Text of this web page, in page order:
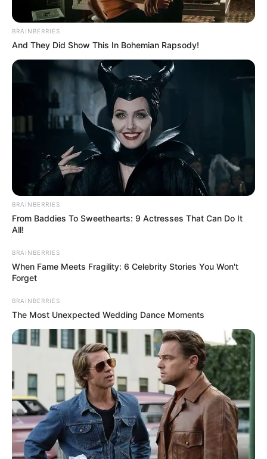
ชอบแปรงฟัน ระหว่างที่ทำอย่างอื่นไปด้วยคนที่แปรง
ฟันและชอบอาบน้ำ หรือทำธุระส่วนตัวอื่นๆ ภายในห้องน้ำ
ไปด้วย แสดงว่าเป็นคนที่มีพลังสูง ชอบการทำงานที่
รวดเร็ว แต่ก็มักจัดระบบได้ไม่ดีนัก เพราะจะมีความเป็น
คนช่างคิด ช่างฝัน จนบางครั้งฝันเกินกว่าจะปฏิบัติให้เป็น
จริงได้ นอกจากนั้น ยังบอกถึงการเป็นคนที่มากไปด้วย
พลังความคิด โปรดปรานการขยายไอเดีย แต่เมื่อถูก
ขัดจังหวะก็จะคล้อยตามคนอื่นไปได้อีกต่างหาก
แปรงฟันแล้วพิสูจน์ลมหายใจ หากใครที่แปรงฟัน
เสร็จแล้วเป็นต้องเป่าลมหายใจออกมาพสูจน์กลิ่น หมาย
ถึงเป็นคนที่มีจิตสำนึกละเอียดอ่อน อ่อนไหว ไม่ค่อยเชื่อ
มั่นในตัวเองนัก แต่ก็พยายามเสมอที่จะทำทุกสิ่งให้ดีขึ้น
จนถึงดีที่สุด และตามปกติแล้วจะเป็นคนรับผิดชอบต่อ
การทำงานมาก อีกทั้งรักใครก็จะห่วงใยไปเสียทุกอย่าง
เผลอๆ ก็กังวลแทนเค้าไปหมด จนอีกฝ่ายอาจอึดอัดใจอยู่
เงียบๆ
ชอบแปรงฟันนอกห้องน้ำคนที่ชอบออกไปแปรงฟัน
นอกห้องน้ำ ไม่จำกัดสถานที่ว่าจะต้องเป็นที่ไหน อาจจะ
เป็นหน้าบ้าน ระเบียง ในห้องนอน หรือเดินมาในครัวก็แล้ว
แต่ แสดงว่าเป็นคนรักอิสระ แจ่มใส มีนิสัยเปิดเผย เชื่อ
มั่นในตัวเอง แต่ลึกๆแล้วก็ช่างเหงาอยู่นิดๆ ต้องการการ
เอาใจใส่ ไม่ชอบการถูกทอดทิ้งให้อยู่ลำพัง อีกอย่างคือเป็น
คนที่รักธรรมชาติ โปรดปรานการท่องเที่ยว ชอบความ
สนุกสนานกลางหมู่เพื่อนฝูง และถูกแวดล้อมด้วยคนที่รัก
ใคร่
BRAINBERRIES
And They Did Show This In Bohemian Rapsody!
BRAINBERRIES
From Baddies To Sweethearts: 9 Actresses That Can Do It
All!
BRAINBERRIES
When Fame Meets Fragility: 6 Celebrity Stories You Won't
Forget
BRAINBERRIES
The Most Unexpected Wedding Dance Moments